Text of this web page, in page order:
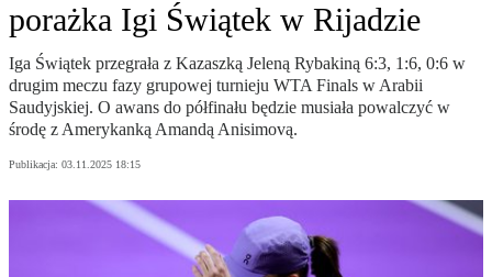
porażka Igi Świątek w Rijadzie
Iga Świątek przegrała z Kazaszką Jeleną Rybakiną 6:3, 1:6, 0:6 w
drugim meczu fazy grupowej turnieju WTA Finals w Arabii
Saudyjskiej. O awans do półfinału będzie musiała powalczyć w
środę z Amerykanką Amandą Anisimovą.
Publikacja: 03.11.2025 18:15